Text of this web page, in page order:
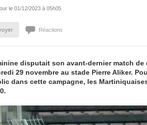
le 01/12/2023 à 05h05
Réactions
disputait son avant-dernier match
29 novembre au stade Pierre Aliker.
dans cette campagne, les